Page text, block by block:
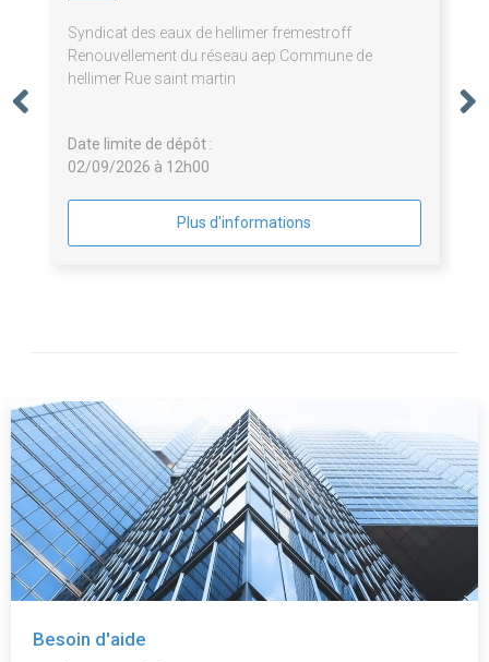
Syndicat des eaux de hellimer fremestroff
Renouvellement du réseau aep Commune de
hellimer Rue saint martin
Date limite de dépôt :
02/09/2026 à 12h00
Plus d'informations
Besoin d'aide